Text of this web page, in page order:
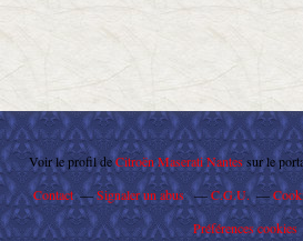
Voir le profil deCitroën Maserati Nantessur le
Contact
Signaler un abus C.G.U.
Préférences cookies